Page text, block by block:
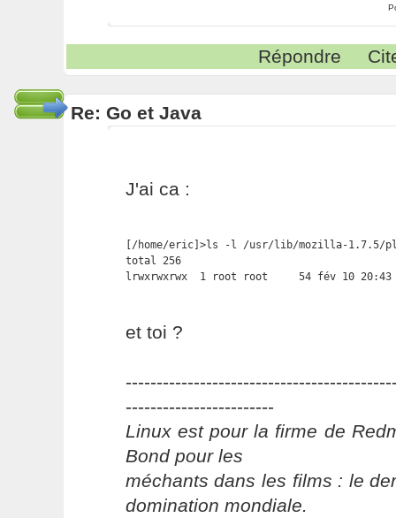
Répondre
Re: Go et Java
J'ai ca :
[/home/eric]>ls -l /usr/lib/mozilla-1.7.5/
total 256
lrwxrwxrwx  1 root root     54 fév 10
et toi ?
------------------------
Linux est pour la firme de
Bond pour les
méchants dans les films : le
domination mondiale.